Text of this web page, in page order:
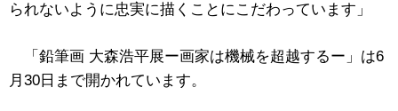
られないように忠実に描くことにこだわっています」
「鉛筆画 大森浩平展ー画家は機械を超越するー」は6
月30日まで開かれています。